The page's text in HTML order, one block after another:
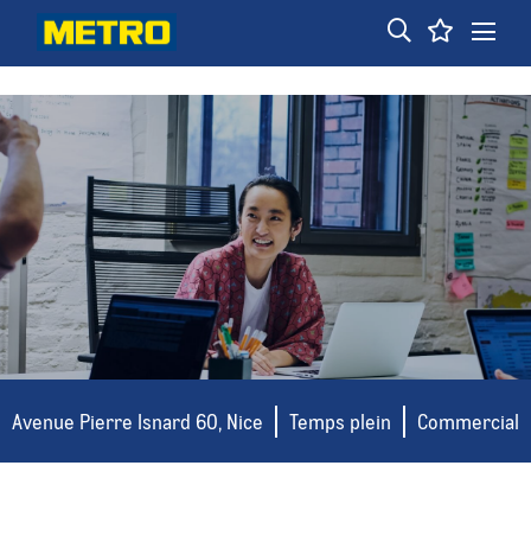
fbq('track', 'Lead');
Avenue Pierre Isnard 60, Nice Temps plein Commercial